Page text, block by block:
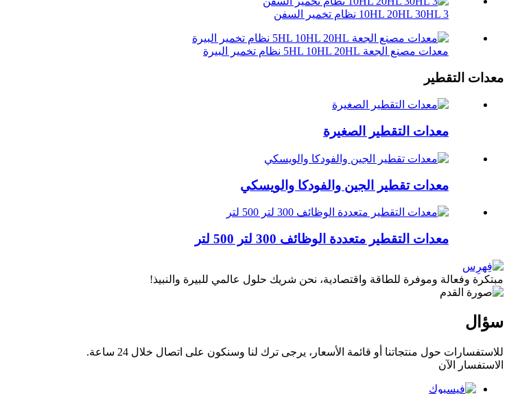
10HL 20HL 30HL 3 نظام تخمير السفن
معدات مصنع الجعة 5HL 10HL 20HL نظام تخمير البيرة
معدات التقطير
معدات التقطير الصغيرة
معدات تقطير الجين والفودكا والويسكي
معدات التقطير متعددة الوظائف 300 لتر 500 لتر
مبتكرة وفعالة وموفرة للطاقة واقتصادية، نحن شريك حلول عالمي للبيرة والنبيذ!
سؤال
للاستفسارات حول منتجاتنا أو قائمة الأسعار، يرجى ترك لنا وسنكون على اتصال خلال 24 ساعة.
الاستفسار الآن